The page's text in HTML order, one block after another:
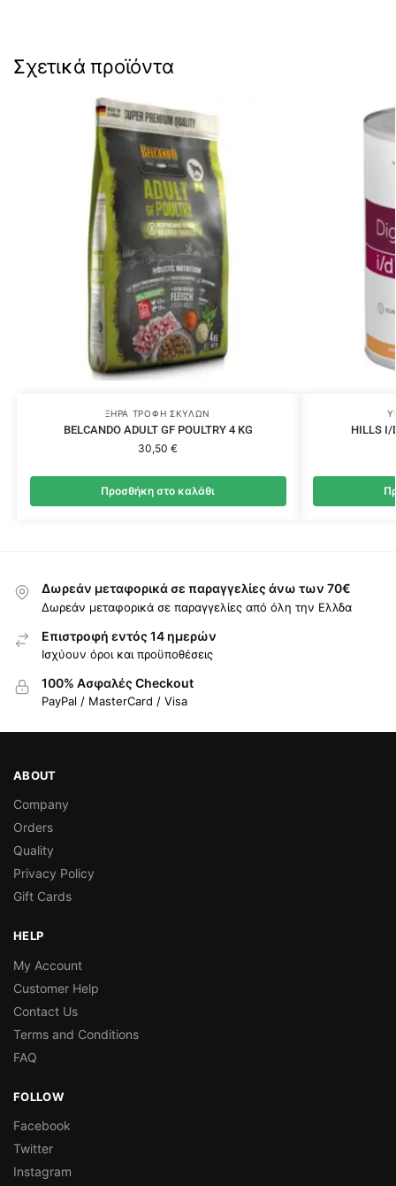
Σχετικά προϊόντα
ΞΗΡΆ ΤΡΟΦΉ ΣΚΎΛΩΝ
BELCANDO ADULT GF POULTRY 4 KG
30,50€
Προσθήκη στο καλάθι
HILLS I/
Δωρεάν μεταφορικά σε παραγγελίες άνω των 70€
Δωρεάν μεταφορικά σε παραγγελίες από όλη την Ελλδα
Επιστροφή εντός 14 ημερών
Ισχύουν όροι και προϋποθέσεις
100% Ασφαλές Checkout
PayPal / MasterCard / Visa
ABOUT
Company
Orders
Quality
Privacy Policy
Gift Cards
HELP
My Account
Customer Help
Contact Us
Terms and Conditions
FAQ
FOLLOW
Facebook
Twitter
Instagram